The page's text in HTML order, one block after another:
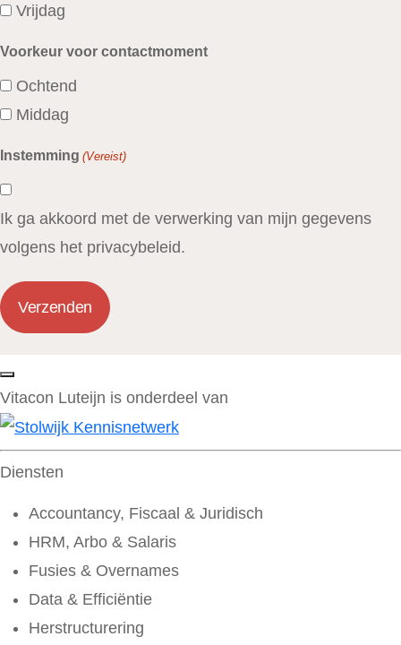
Vrijdag
Voorkeur voor contactmoment
Ochtend
Middag
Instemming (Vereist)
Ik ga akkoord met de verwerking van mijn gegevens
volgens het privacybeleid.
Verzenden
Vitacon Luteijn is onderdeel van
Diensten
Accountancy, Fiscaal & Juridisch
HRM, Arbo & Salaris
Fusies & Overnames
Data & Efficiëntie
Herstructurering